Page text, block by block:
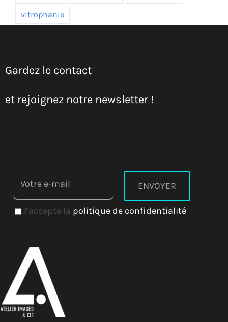
vitrophanie
Gardez le contact
et rejoignez notre newsletter !
J’accepte la politique de confidentialité